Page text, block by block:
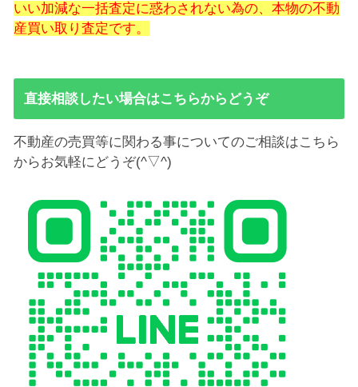
いい加減な一括査定に惑わされない為の、本物の不動
産買い取り査定です。
直接相談したい場合はこちらからどうぞ
不動産の売買等に関わる事についてのご相談はこちら
からお気軽にどうぞ(^▽^)